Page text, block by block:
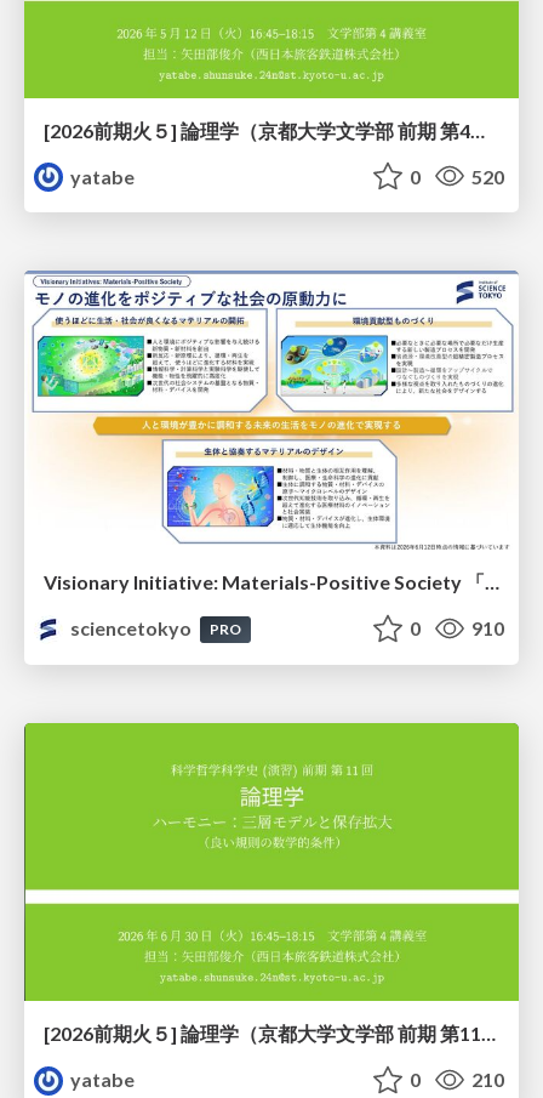
yatabe
0 520
Visionary Initiative: Materials-Positive Society 「モノの進化をポジティブな社会の原動力に」｜Science Tokyo（東京科学大学）
sciencetokyo
PRO 0 910
[2026前期火５] 論理学（京都大学文学部 前期 第11回）「ハーモニー：三層モデルと保存拡大」
yatabe
0 210